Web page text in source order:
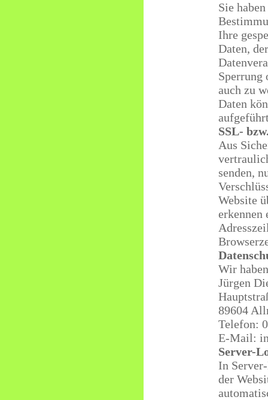
Sie
Ihre
Daten,
Sperrung
auch zu
Daten
SSL-
Aus
senden,
Website
erkennen
Wir
Jürgen
89604
Telefon:
E-Mail:
Server-
In
der